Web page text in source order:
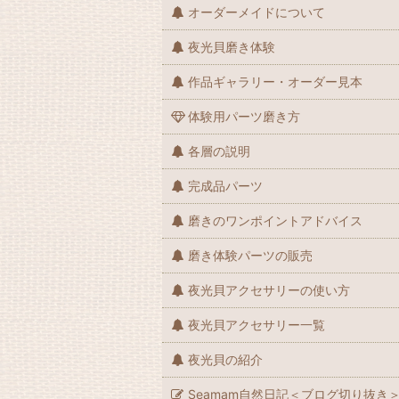
オーダーメイドについて
夜光貝磨き体験
作品ギャラリー・オーダー見本
体験用パーツ磨き方
各層の説明
完成品パーツ
磨きのワンポイントアドバイス
磨き体験パーツの販売
夜光貝アクセサリーの使い方
夜光貝アクセサリー一覧
夜光貝の紹介
Seamam自然日記＜ブログ切り抜き